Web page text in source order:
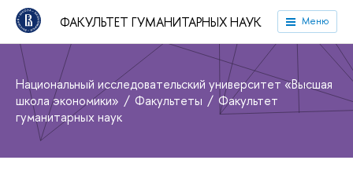
ФАКУЛЬТЕТ ГУМАНИТАРНЫХ НАУК Меню
Национальный исследовательский университет «Высшая
школа экономики»
Факультеты
Факультет
гуманитарных наук